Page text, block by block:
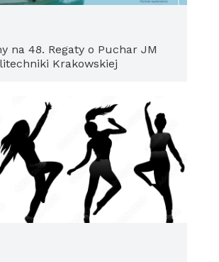
na 48. Regaty o Puchar JM
Krakowskiej